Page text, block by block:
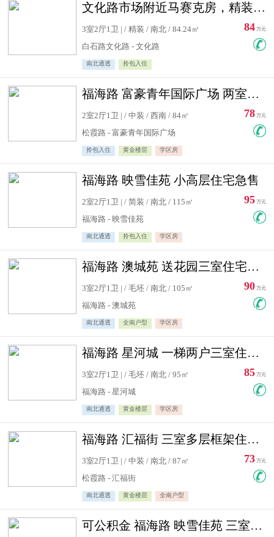
文化路市场附近马赛克房，精装修三居室，南北通透，实用面积大
3室2厅1卫 | / 精装 / 南北 / 84.24㎡
白石路文化路 - 文化路
南北通透 拎包入住
84 万元
福海路 富豪青年国际广场 两室住宅急售
2室2厅1卫 | / 中装 / 西南 / 84㎡
松霞路 - 富豪青年国际广场
拎包入住 黄金楼层 学区房
78 万元
福海路 映雪佳苑 小高层住宅急售
2室2厅1卫 | / 简装 / 南北 / 115㎡
福海路 - 映雪佳苑
南北通透 拎包入住 学区房
95 万元
福海路 澳城苑 送花园三室住宅急售
3室2厅1卫 | / 毛坯 / 南北 / 105㎡
福海路 - 澳城苑
南北通透 全南户型 学区房
90 万元
福海路 星河城 一梯两户三室住宅急售
3室2厅1卫 | / 毛坯 / 南北 / 95㎡
福海路 - 星河城
南北通透 黄金楼层 学区房
85 万元
福海路 汇福街 三室多层框架住宅急售
3室2厅1卫 | / 中装 / 南北 / 87㎡
松霞路 - 汇福街
南北通透 黄金楼层 全南户型
73 万元
可公积金 福海路 映雪佳苑 三室住宅急售送小棚